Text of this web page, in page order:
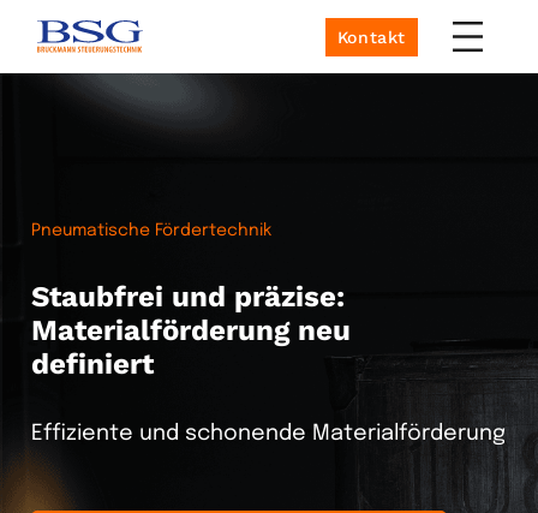
Kontakt
Pneumatische Fördertechnik
Staubfrei und präzise:
Materialförderung neu
definiert
Effiziente und schonende Materialförderung